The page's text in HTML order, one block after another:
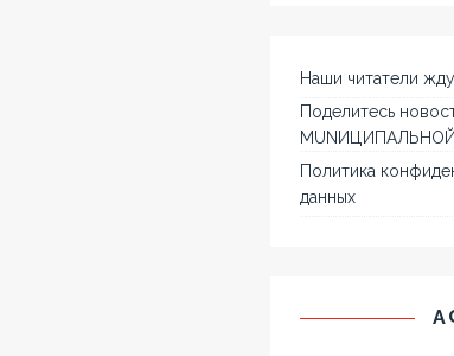
Наши читатели
Поделитесь
Политика
данных